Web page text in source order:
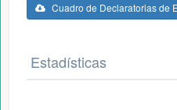
Cuadro de Declaratorias de
Estadísticas